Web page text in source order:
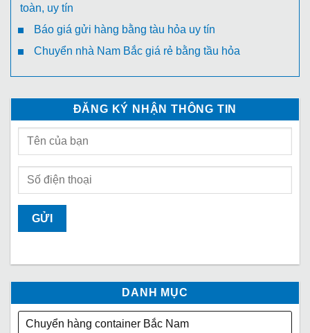
toàn, uy tín
Báo giá gửi hàng bằng tàu hỏa uy tín
Chuyển nhà Nam Bắc giá rẻ bằng tầu hỏa
ĐĂNG KÝ NHẬN THÔNG TIN
DANH MỤC
Chuyển hàng container Bắc Nam